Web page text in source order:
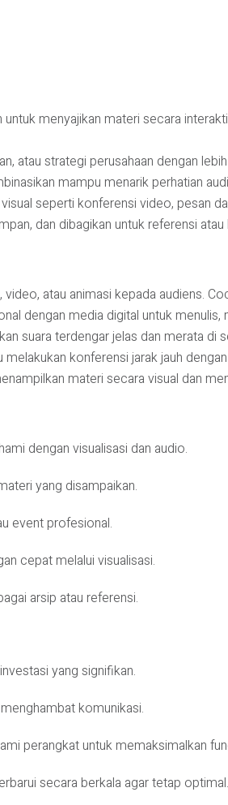
untuk menyajikan materi secara
atau strategi perusahaan dengan
mampu menarik perhatian
seperti konferensi video, pesan
dan dibagikan untuk referensi
atau animasi kepada audiens.
dengan media digital untuk
suara terdengar jelas dan merata di
konferensi jarak jauh
materi secara visual dan
dengan visualisasi dan audio.
yang disampaikan.
event profesional.
cepat melalui visualisasi.
arsip atau referensi.
yang signifikan.
komunikasi.
perangkat untuk memaksimalkan
secara berkala agar tetap optimal.